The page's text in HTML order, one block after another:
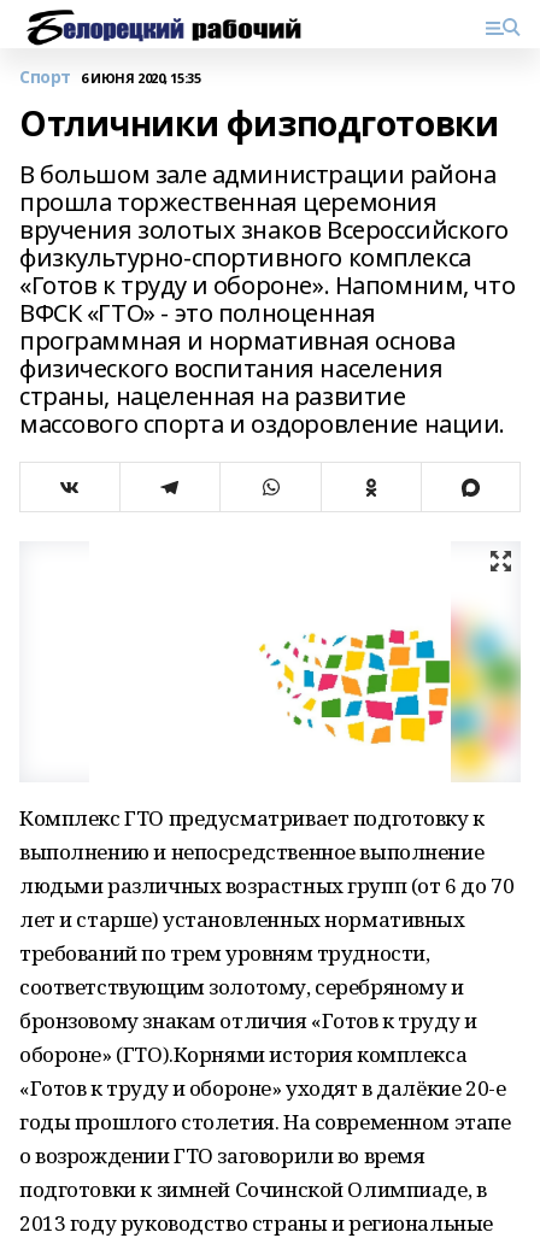
Спорт 6 ИЮНЯ 2020, 15:35
Отличники физподготовки
В большом зале администрации района
прошла торжественная церемония
вручения золотых знаков Всероссийского
физкультурно-спортивного комплекса
«Готов к труду и обороне». Напомним, что
ВФСК «ГТО» - это полноценная
программная и нормативная основа
физического воспитания населения
страны, нацеленная на развитие
массового спорта и оздоровление нации.
Комплекс ГТО предусматривает подготовку к
выполнению и непосредственное выполнение
людьми различных возрастных групп (от 6 до 70
лет и старше) установленных нормативных
требований по трем уровням трудности,
соответствующим золотому, серебряному и
бронзовому знакам отличия «Готов к труду и
обороне» (ГТО).Корнями история комплекса
«Готов к труду и обороне» уходят в далёкие 20-е
годы прошлого столетия. На современном этапе
о возрождении ГТО заговорили во время
подготовки к зимней Сочинской Олимпиаде, в
2013 году руководство страны и региональные